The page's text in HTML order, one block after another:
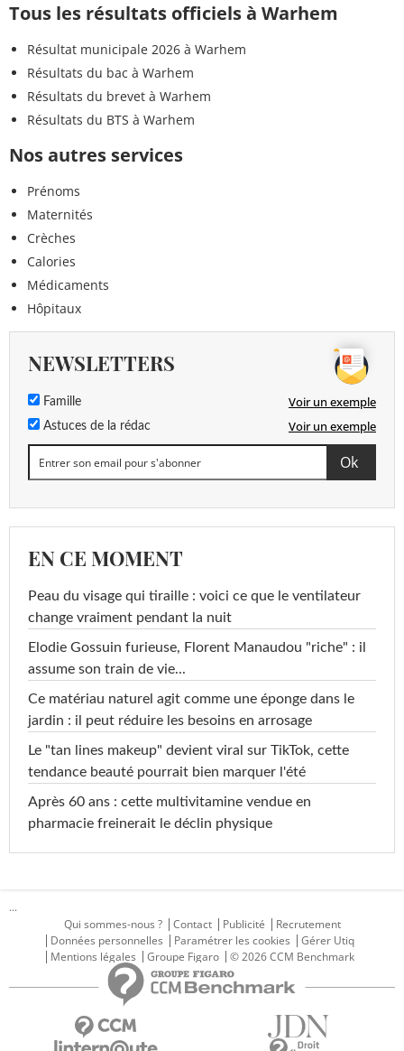
Tous les résultats officiels à Warhem
Résultat municipale 2026 à Warhem
Résultats du bac à Warhem
Résultats du brevet à Warhem
Résultats du BTS à Warhem
Nos autres services
Prénoms
Maternités
Crèches
Calories
Médicaments
Hôpitaux
NEWSLETTERS
Famille Voir un exemple
Astuces de la rédac Voir un exemple
EN CE MOMENT
Peau du visage qui tiraille : voici ce que le ventilateur
change vraiment pendant la nuit
Elodie Gossuin furieuse, Florent Manaudou "riche" : il
assume son train de vie...
Ce matériau naturel agit comme une éponge dans le
jardin : il peut réduire les besoins en arrosage
Le "tan lines makeup" devient viral sur TikTok, cette
tendance beauté pourrait bien marquer l'été
Après 60 ans : cette multivitamine vendue en
pharmacie freinerait le déclin physique
...
Qui sommes-nous ?
Contact Publicité
Recrutement
Données personnelles
Paramétrer les cookies
Gérer Utiq
Mentions légales
Groupe Figaro © 2026 CCM Benchmark